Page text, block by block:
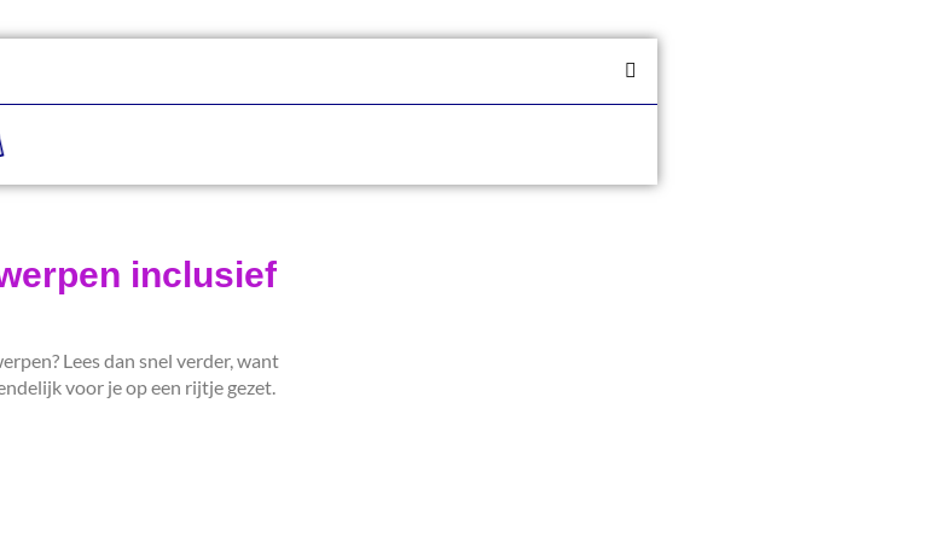
inclusief
Lees dan snel verder, want
voor je op een rijtje gezet.